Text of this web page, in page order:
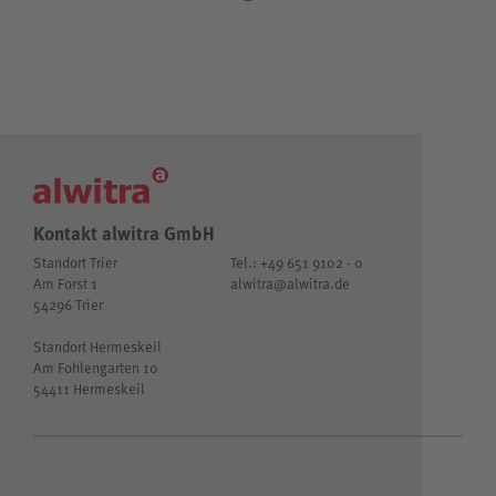
Kontakt alwitra GmbH
Standort Trier
Am Forst 1
54296 Trier
Standort Hermeskeil
Am Fohlengarten 10
54411 Hermeskeil
Tel.: +49 651 9102 - 0
alwitra@alwitra.de